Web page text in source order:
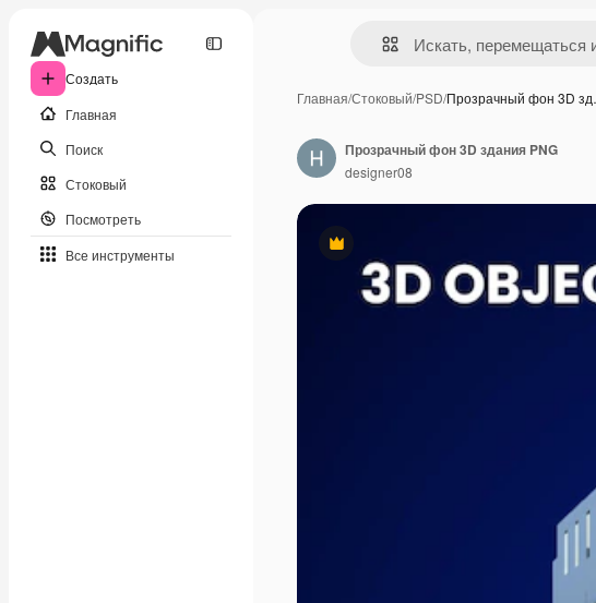
Создать
Главная
Поиск
Стоковый
Посмотреть
Все инструменты
Главная/Стоковый/PSD/Прозрачный фон 3D
Премиум
Прозрачный фон 3D здания PNG
designer08